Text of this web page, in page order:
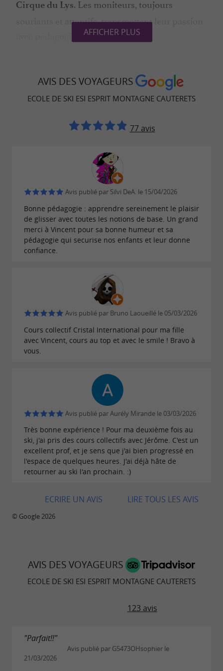
Cirque du Lys. Les moniteurs, toujours
souriants et attentifs, transmettent leur passion
avec pédagogie et énergie.
Style, glisse et sensations
cours de snowboardsont une invitation à
et freestyle, les séances sont rythmées par le
plaisir de progresser à chaque descente.
Débutants ou riders expérimentés profitent de
l’expertise des moniteurs pour se dépasser tout
en s’amusant sur les plus beaux spots
deCauterets.
La montagne pour tous
ESI Esprit Montagne s’engage pour une
glisse accessible à chacun grâce à sescours de
handiski
. Encadrées par des moniteurs
personnes à mobilité réduite de vivre la neige
autrement, avec du matériel adapté et une vraie
attention portée à la sécurité et au plaisir. La
montagne devient un espace de liberté, où
chaque descente est un moment de partage et
d’émotion.
PERSONNALISÉS
Lescours particulierspermettent d’aller plus
loin dans la technique ou de simplement
En solo, en famille ou entre amis, ces séances
envies. L’occasion parfaite pour découvrir les
coins secrets de
en compagnie d’un
AFFICHER PLUS
AVIS DES VOYAGEURS
ECOLE DE SKI ESI ESPRIT MONTAGNE CAUTERETS
77 avis
Avis publié par Silvi DeA. le 15/04/2026
Bonne pédagogie : apprendre sereinement le plaisir
de glisser avec toutes les notions de base. Un grand
merci à Vincent pour sa bonne humeur et sa
pédagogie qui securise nos enfants et leur donne
confiance.
Avis publié par Bruno Laoueillé le 05/03/2026
Cours collectif Cristal International pour ma fille
avec Vincent, cours au top et avec le smile ! Bravo à
vous.
Avis publié par Aurély Mirande le 03/03/2026
Très bonne expérience ! Pour ma deuxième fois au
ski, j'ai pris des cours collectifs avec Jérôme. C'est un
excellent prof, et je sens que j'ai bien progressé en
l'espace de quelques heures. J'ai déjà hâte de
retourner au ski l'an prochain. :)
LIRE TOUS LES AVIS
ECRIRE UN AVIS
© Google 2026
AVIS DES VOYAGEURS
ECOLE DE SKI ESI ESPRIT MONTAGNE CAUTERETS
123 avis
"Parfait!!"
Avis publié par G5473OHsophier le
21/03/2026